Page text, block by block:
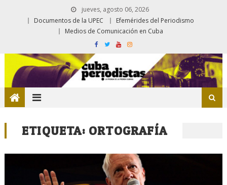
jueves, agosto 06, 2026
Documentos de la UPEC
Efemérides del Periodismo
Medios de Comunicación en Cuba
ETIQUETA: ORTOGRAFÍA